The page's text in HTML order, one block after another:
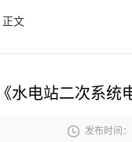
正文
水电站二次系统
 发布时间